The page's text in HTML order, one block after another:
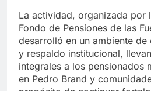
La actividad, organizada por
Fondo de Pensiones de las
desarrolló en un ambiente
y respaldo institucional,
integrales a los pensionados
en Pedro Brand y